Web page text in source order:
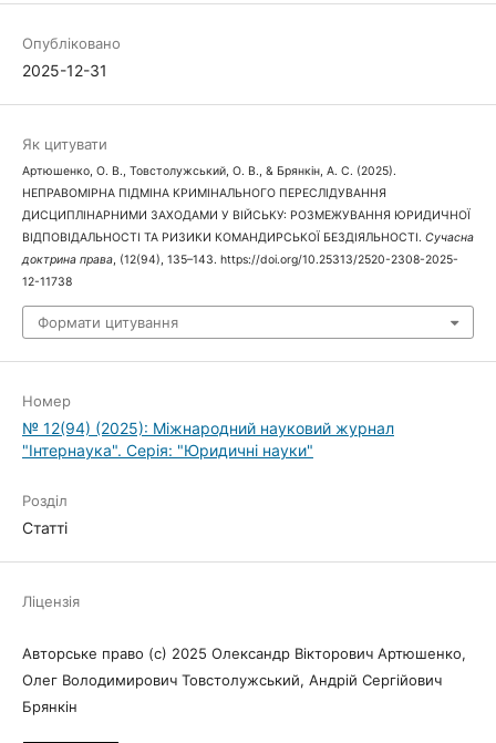
Опубліковано
2025-12-31
Як цитувати
Артюшенко, О. В., Товстолужський, О. В., & Брянкін, А. С. (2025).
НЕПРАВОМІРНА ПІДМІНА КРИМІНАЛЬНОГО ПЕРЕСЛІДУВАННЯ
ДИСЦИПЛІНАРНИМИ ЗАХОДАМИ У ВІЙСЬКУ: РОЗМЕЖУВАННЯ ЮРИДИЧНОЇ
ВІДПОВІДАЛЬНОСТІ ТА РИЗИКИ КОМАНДИРСЬКОЇ БЕЗДІЯЛЬНОСТІ. Сучасна
доктрина права, (12(94), 135–143. https://doi.org/10.25313/2520-2308-2025-
12-11738
Формати цитування
Номер
№ 12(94) (2025): Міжнародний науковий журнал
"Інтернаука". Серія: "Юридичні науки"
Розділ
Статті
Ліцензія
Авторське право (c) 2025 Олександр Вікторович Артюшенко,
Олег Володимирович Товстолужський, Андрій Сергійович
Брянкін